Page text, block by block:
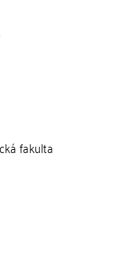
fakulta